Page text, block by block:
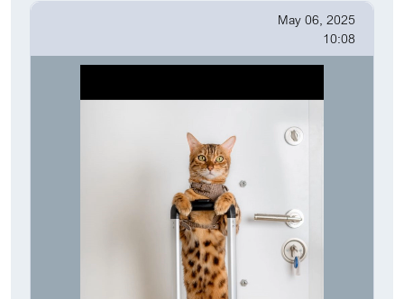
May 06, 2025
10:08